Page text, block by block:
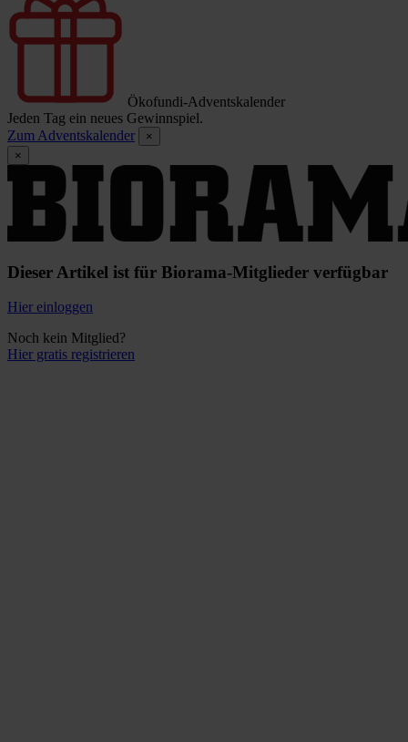
Ökofundi-Adventskalender
Jeden Tag ein neues Gewinnspiel.
Zum Adventskalender
×
×
Dieser Artikel ist für Biorama-Mitglieder verfügbar
Hier einloggen
Noch kein Mitglied?
Hier gratis registrieren